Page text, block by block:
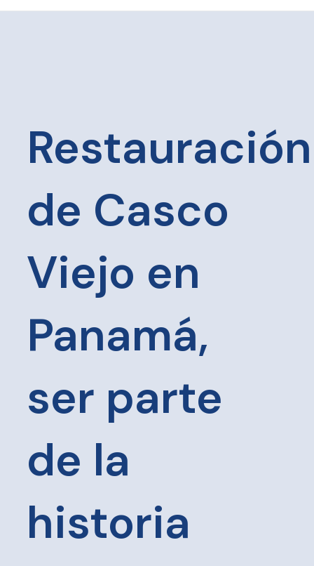
Restauración
de Casco
Viejo en
Panamá,
ser parte
de la
historia